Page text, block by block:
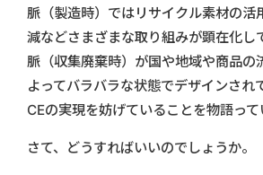
脈（製造時）ではリサイクル素材の活
減などさまざまな取り組みが顕在化し
脈（収集廃棄時）が国や地域や商品の
よってバラバラな状態でデザインされ
CEの実現を妨げていることを物語って
さて、どうすればいいのでしょうか。